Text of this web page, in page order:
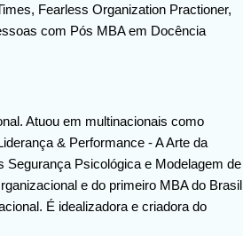
Fearless Organization Practioner,
com Pós MBA em Docência
Atuou em multinacionais como
& Performance - A Arte da
Segurança Psicológica e Modelagem de
e do primeiro MBA do Brasil
É idealizadora e criadora do